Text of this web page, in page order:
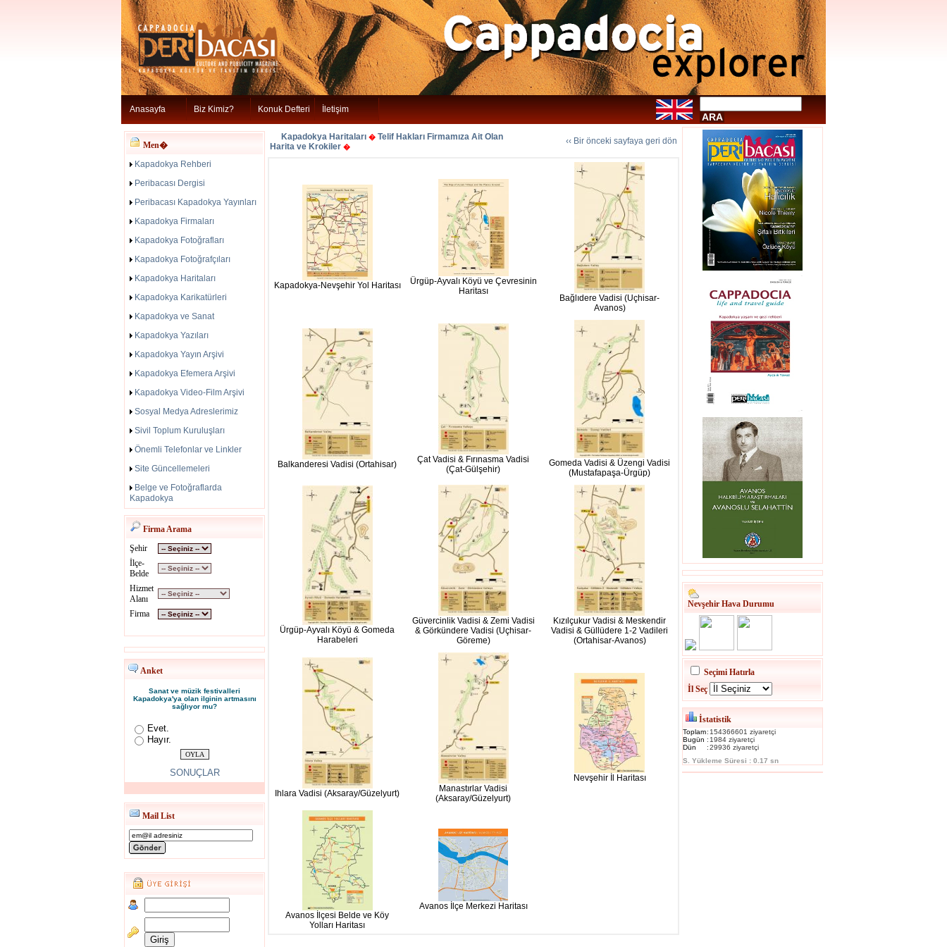
Anasayfa Biz Kimiz? Konuk Defteri İletişim
Men�
Kapadokya Rehberi
Peribacası Dergisi
Peribacası Kapadokya Yayınları
Kapadokya Firmaları
Kapadokya Fotoğrafları
Kapadokya Fotoğrafçıları
Kapadokya Haritaları
Kapadokya Karikatürleri
Kapadokya ve Sanat
Kapadokya Yazıları
Kapadokya Yayın Arşivi
Kapadokya Efemera Arşivi
Kapadokya Video-Film Arşivi
Sosyal Medya Adreslerimiz
Sivil Toplum Kuruluşları
Önemli Telefonlar ve Linkler
Site Güncellemeleri
Belge ve Fotoğraflarda
Kapadokya
Firma Arama
Şehir
İlçe-
Belde
Hizmet
Alanı
Firma
Anket
Sanat ve müzik festivalleri
Kapadokya'ya olan ilginin artmasını
sağlıyor mu?
Evet.
Hayır.
SONUÇLAR
Mail List
Kapadokya Haritaları � Telif Hakları Firmamıza Ait Olan
Harita ve Krokiler �
‹‹ Bir önceki sayfaya geri dön
Kapadokya-Nevşehir Yol Haritası
Ürgüp-Ayvalı Köyü ve Çevresinin
Haritası
Bağlıdere Vadisi (Uçhisar-
Avanos)
Balkanderesi Vadisi (Ortahisar)
Çat Vadisi & Fırınasma Vadisi
(Çat-Gülşehir)
Gomeda Vadisi & Üzengi Vadisi
(Mustafapaşa-Ürgüp)
Ürgüp-Ayvalı Köyü & Gomeda
Harabeleri
Güvercinlik Vadisi & Zemi Vadisi
& Görkündere Vadisi (Uçhisar-
Göreme)
Kızılçukur Vadisi & Meskendir
Vadisi & Güllüdere 1-2 Vadileri
(Ortahisar-Avanos)
Ihlara Vadisi (Aksaray/Güzelyurt)
Manastırlar Vadisi
(Aksaray/Güzelyurt)
Nevşehir İl Haritası
Avanos İlçesi Belde ve Köy
Yolları Haritası
Avanos İlçe Merkezi Haritası
Nevşehir Hava Durumu
Seçimi Hatırla
İl Seç
İstatistik
Toplam: 154366601 ziyaretçi
Bugün : 1984 ziyaretçi
Dün
:29936 ziyaretçi
S. Yükleme Süresi : 0.17 sn